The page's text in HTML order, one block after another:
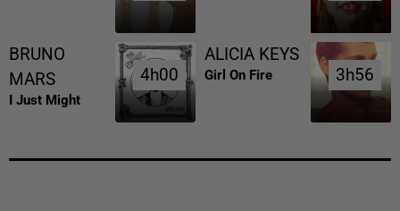
BRUNO
MARS
I Just Might
4h00
4h00
ALICIA KEYS
Girl On Fire 3h56
3h56